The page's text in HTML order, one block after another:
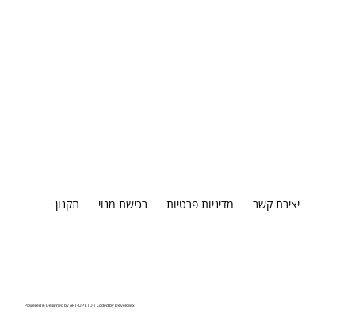
Powered & Designed byART-UP LTD | Coded byDevelowix
תקנון רכישת מנוי מדיניות פרטיות יצירת קשר